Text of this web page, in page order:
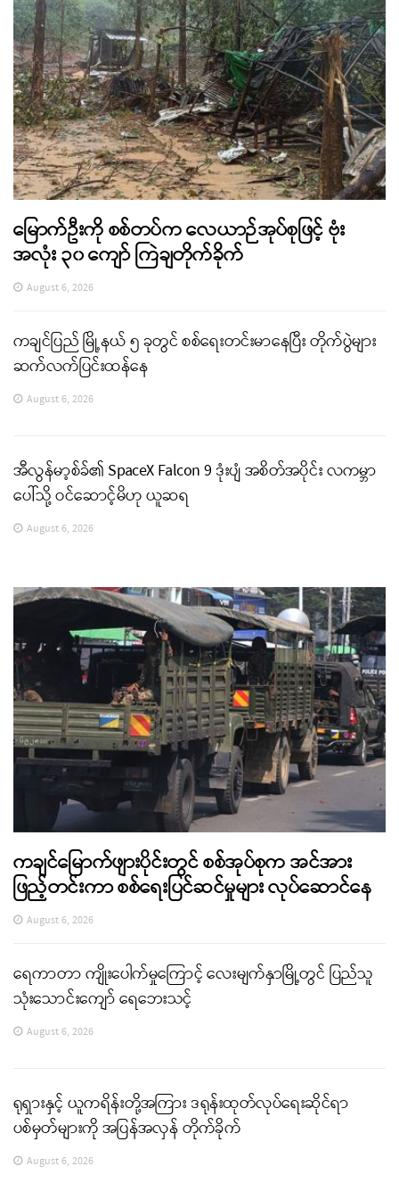
မြောက်ဦးကို စစ်တပ်က လေယာဉ်အုပ်စုဖြင့် ဗုံး
အလုံး ၃၀ ကျော် ကြဲချတိုက်ခိုက်
August 6, 2026
ကချင်ပြည် မြို့နယ် ၅ ခုတွင် စစ်ရေးတင်းမာနေပြီး တိုက်ပွဲများ
ဆက်လက်ပြင်းထန်နေ
August 6, 2026
အီလွန်မာ့စ်ခ်၏ SpaceX Falcon 9 ဒုံးပျံ အစိတ်အပိုင်း လကမ္ဘာ
ပေါ်သို့ ဝင်ဆောင့်မိဟု ယူဆရ
August 6, 2026
ကချင်မြောက်ဖျားပိုင်းတွင် စစ်အုပ်စုက အင်အား
ဖြည့်တင်းကာ စစ်ရေးပြင်ဆင်မှုများ လုပ်ဆောင်နေ
August 6, 2026
ရေကာတာ ကျိုးပေါက်မှုကြောင့် လေးမျက်နှာမြို့တွင် ပြည်သူ
သုံးသောင်းကျော် ရေဘေးသင့်
August 6, 2026
ရုရှားနှင့် ယူကရိန်းတို့အကြား ဒရုန်းထုတ်လုပ်ရေးဆိုင်ရာ
ပစ်မှတ်များကို အပြန်အလှန် တိုက်ခိုက်
August 6, 2026